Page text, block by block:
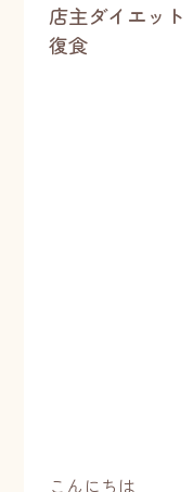
店主ダイエッ
復食
こんにちは